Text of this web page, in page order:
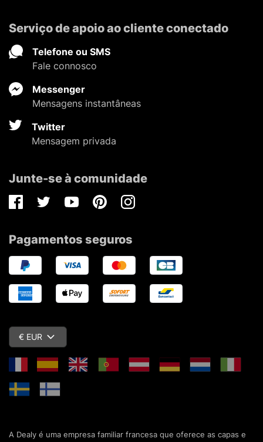
Serviço de apoio ao cliente conectado
Telefone ou SMS
Fale connosco
Messenger
Mensagens instantâneas
Twitter
Mensagem privada
Junte-se à comunidade
FacebookTwitterYoutubePinterestInstagram
Pagamentos seguros
€ EUR
A Dealy é uma empresa familiar francesa que oferece as capas e